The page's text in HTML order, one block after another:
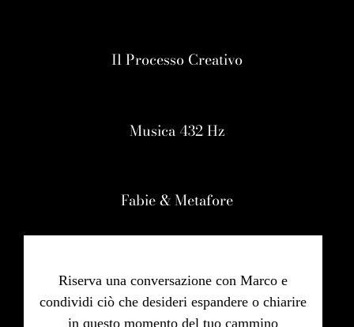
Il Processo Creativo
Musica 432 Hz
Fabie & Metafore
Riserva una conversazione con Marco e
condividi ciò che desideri espandere o chiarire
in questo momento del tuo cammino